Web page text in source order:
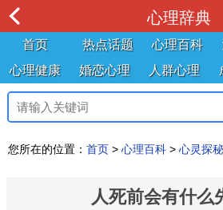
心理辞典
首页 热点话题 心理百科
心理健康
婚恋心理 人群心理
您所在的位置： 首页 > 心理百科 > 心灵探秘
人死前会有什么